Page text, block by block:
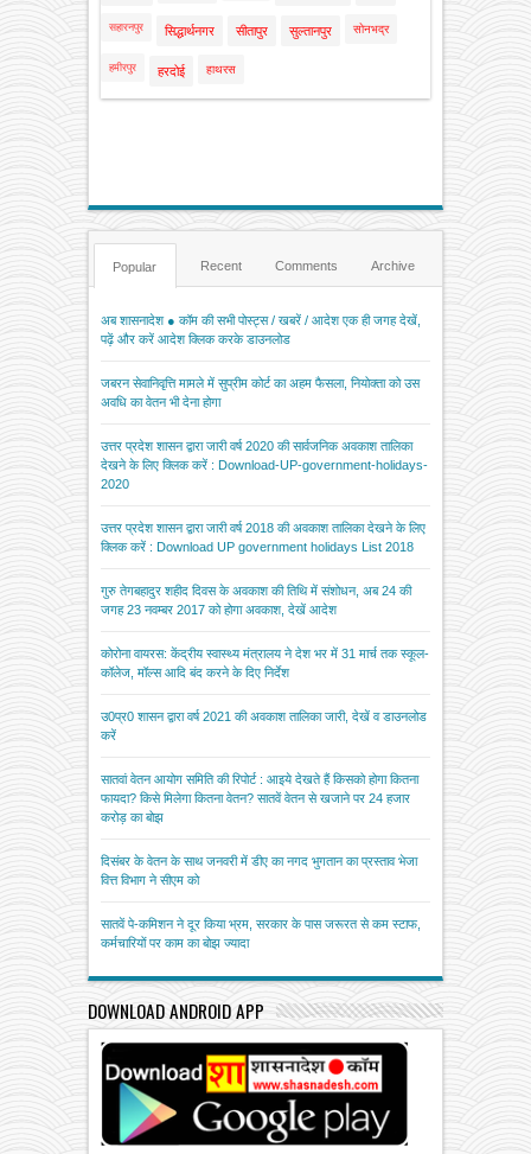
सहारनपुर सिद्धार्थनगर सीतापुर सुल्तानपुर सोनभद्र
हमीरपुर हरदोई हाथरस
Popular Recent Comments Archive
अब शासनादेश ● कॉम की सभी पोस्ट्स / खबरें / आदेश एक ही जगह देखें,
पढ़ें और करें आदेश क्लिक करके डाउनलोड
जबरन सेवानिवृत्ति मामले में सुप्रीम कोर्ट का अहम फैसला, नियोक्ता को उस
अवधि का वेतन भी देना होगा
उत्तर प्रदेश शासन द्वारा जारी वर्ष 2020 की सार्वजनिक अवकाश तालिका
देखने के लिए क्लिक करें : Download-UP-government-holidays-
2020
उत्तर प्रदेश शासन द्वारा जारी वर्ष 2018 की अवकाश तालिका देखने के लिए
क्लिक करें : Download UP government holidays List 2018
गुरु तेगबहादुर शहीद दिवस के अवकाश की तिथि में संशोधन, अब 24 की
जगह 23 नवम्बर 2017 को होगा अवकाश, देखें आदेश
कोरोना वायरस: केंद्रीय स्वास्थ्य मंत्रालय ने देश भर में 31 मार्च तक स्कूल-
कॉलेज, मॉल्स आदि बंद करने के दिए निर्देश
उ0प्र0 शासन द्वारा वर्ष 2021 की अवकाश तालिका जारी, देखें व डाउनलोड
करें
सातवां वेतन आयोग समिति की रिपोर्ट : आइये देखते हैं किसको होगा कितना
फायदा? किसे मिलेगा कितना वेतन? सातवें वेतन से खजाने पर 24 हजार
करोड़ का बोझ
दिसंबर के वेतन के साथ जनवरी में डीए का नगद भुगतान का प्रस्ताव भेजा
वित्त विभाग ने सीएम को
सातवें पे-कमिशन ने दूर किया भ्रम, सरकार के पास जरूरत से कम स्टाफ,
कर्मचारियों पर काम का बोझ ज्यादा
DOWNLOAD ANDROID APP